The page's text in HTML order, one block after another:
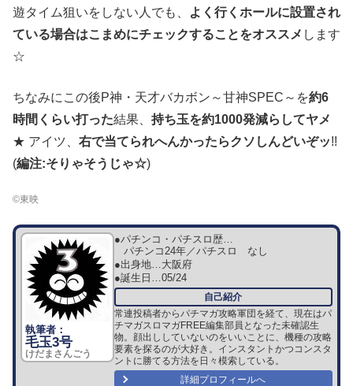
遊タイム狙いをしない人でも、
よく行くホールに設置され
ている場合はこまめにチェックすることをオススメ します
☆
ちなみにこの後P神・天才バカボン～甘神SPEC～を約6
時間くらい打った結果、 持ち玉を約1000発減らしてヤメ
★ アイツ、 右で当てられへんかったらクソしんどいぞッ!!
(編注:そりゃそうじゃ☆)
©東映
毛玉3号
けだまさんごう
●パチンコ・パチスロ歴…
パチンコ24年／パチスロ なし
●出身地… 大阪府
●誕生日… 05/24
常連投稿者からパチマガ攻略軍団を経て、現在はパ
チマガスロマガFREE編集部員となった未確認生
物。顔出ししていないのをいいことに、機種の攻略
要素を探るのが大好き。インスタントかつコンスタ
ントに勝てる方法を日々模索している。
詳細プロフィールへ